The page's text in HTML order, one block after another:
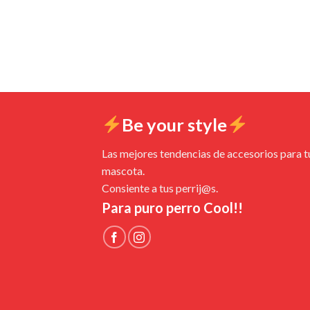
Be your style
Las mejores tendencias de accesorios para
mascota.
Consiente a tus perrij@s.
Para puro perro Cool!!